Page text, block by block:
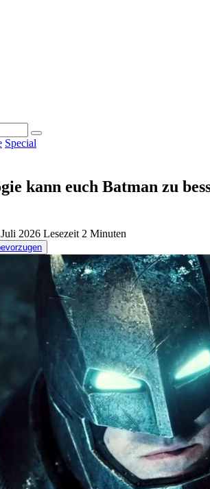
Special
kann euch Batman zu
2026 Lesezeit 2 Minuten